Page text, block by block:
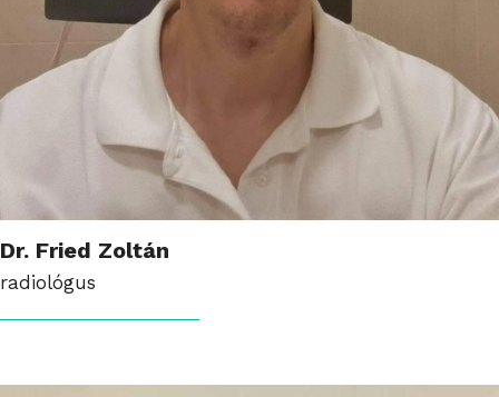
Dr. Fried Zoltán
radiológus